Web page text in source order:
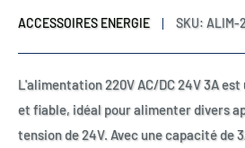
ACCESSOIRES ENERGIE SKU: ALIM-
L'alimentation 220V AC/DC 24V 3A
et fiable, idéal pour alimenter divers
tension de 24V. Avec une capacité de